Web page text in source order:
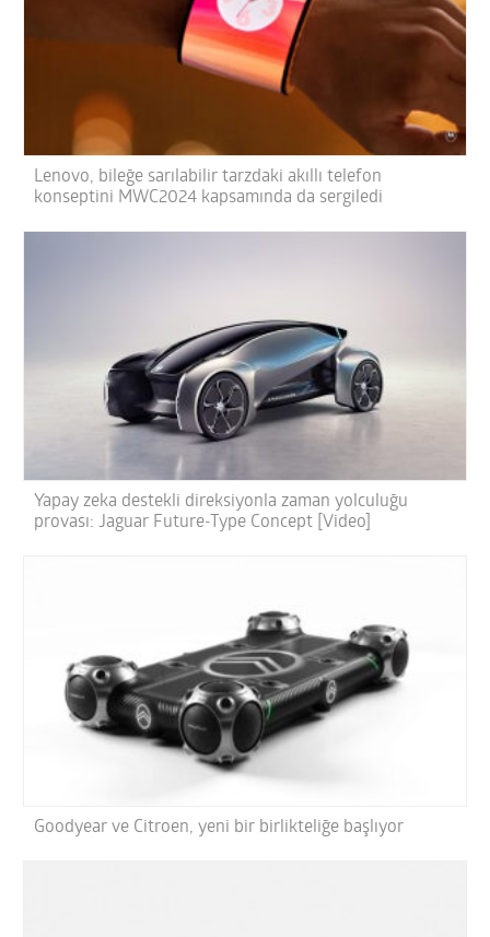
Lenovo, bileğe sarılabilir tarzdaki akıllı telefon
konseptini MWC2024 kapsamında da sergiledi
Yapay zeka destekli direksiyonla zaman yolculuğu
provası: Jaguar Future-Type Concept [Video]
Goodyear ve Citroen, yeni bir birlikteliğe başlıyor